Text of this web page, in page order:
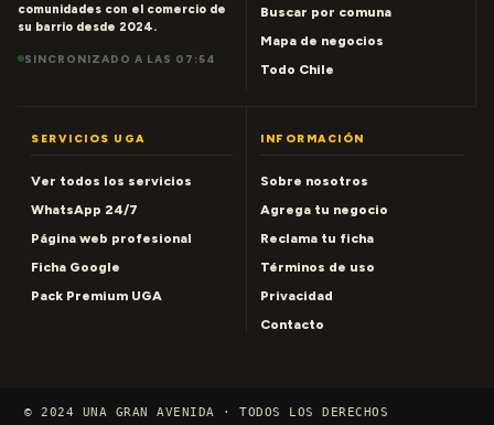
comunidades con el comercio de
su barrio desde 2024.
SINCRONIZADO A LAS 07:54
Buscar por comuna
Mapa de negocios
Todo Chile
SERVICIOS UGA
Ver todos los servicios
WhatsApp 24/7
Página web profesional
Ficha Google
Pack Premium UGA
INFORMACIÓN
Sobre nosotros
Agrega tu negocio
Reclama tu ficha
Términos de uso
Privacidad
Contacto
© 2024 UNA GRAN AVENIDA · TODOS LOS DERECHOS